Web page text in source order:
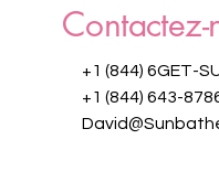
Contactez-
+1 (844) 6GET-
+1 (844) 643-